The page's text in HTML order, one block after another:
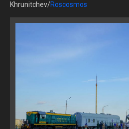
Khrunitchev/Roscosmos